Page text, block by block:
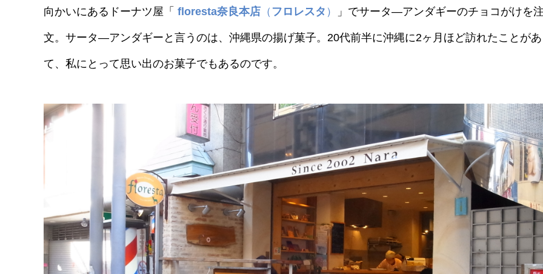
向かいにあるドーナツ屋「 floresta奈良本店 （ フロレスタ ） 」でサータ―アンダギーのチョコがけを
文。サータ―アンダギーと言うのは、沖縄県の揚げ菓子。20代前半に沖縄に2ヶ月ほど訪れたことが
て、私にとって思い出のお菓子でもあるのです。